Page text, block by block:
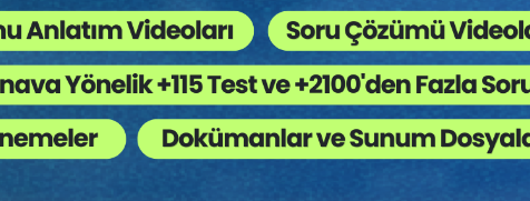
Tüketici Hukuku Enstitüsü Tüketici Hukuku Enstitüsü
Ekibinizin hukuk bilgisini yükseltin, kaliteli içeriklerle size